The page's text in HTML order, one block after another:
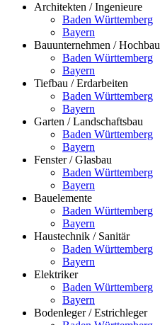
Architekten / Ingenieure
Baden Württemberg
Bayern
Bauunternehmen / Hochbau
Baden Württemberg
Bayern
Tiefbau / Erdarbeiten
Baden Württemberg
Bayern
Garten / Landschaftsbau
Baden Württemberg
Bayern
Fenster / Glasbau
Baden Württemberg
Bayern
Bauelemente
Baden Württemberg
Bayern
Haustechnik / Sanitär
Baden Württemberg
Bayern
Elektriker
Baden Württemberg
Bayern
Bodenleger / Estrichleger